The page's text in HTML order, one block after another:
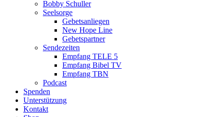
Bobby Schuller
Seelsorge
Gebetsanliegen
New Hope Line
Gebetspartner
Sendezeiten
Empfang TELE 5
Empfang Bibel TV
Empfang TBN
Podcast
Spenden
Unterstützung
Kontakt